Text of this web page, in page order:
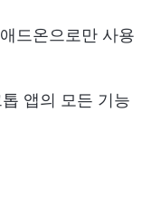
드온으로만 사용
앱의 모든 기능